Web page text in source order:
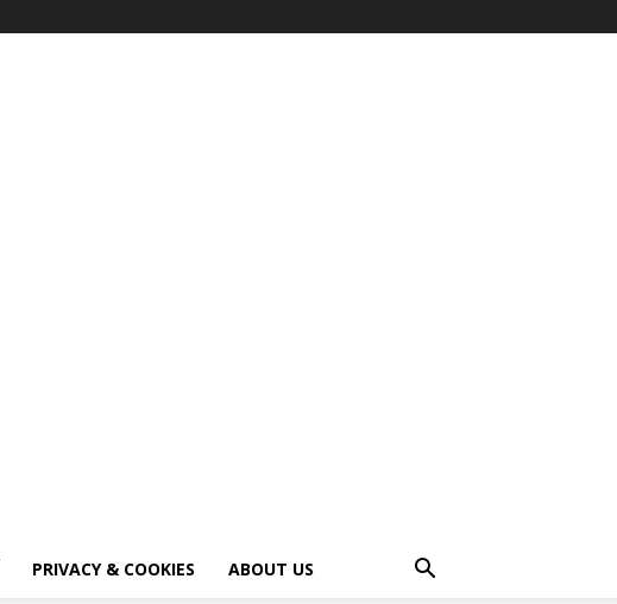
PRIVACY & COOKIES ABOUT US